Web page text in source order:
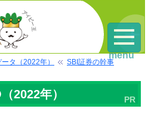
ータ（2022年）
SBI証券の幹事
2022年）
menu